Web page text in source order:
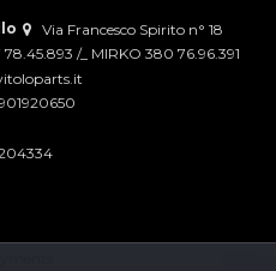
Via Francesco Spirito n° 18
/_ MIRKO 380 76.96.391